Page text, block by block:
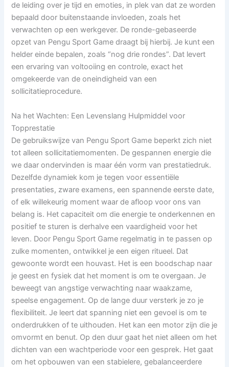
de leiding over je tijd en emoties, in plek van dat ze worden
bepaald door buitenstaande invloeden, zoals het
verwachten op een werkgever. De ronde-gebaseerde
opzet van Pengu Sport Game draagt bij hierbij. Je kunt een
helder einde bepalen, zoals “nog drie rondes”. Dat levert
een ervaring van voltooiing en controle, exact het
omgekeerde van de oneindigheid van een
sollicitatieprocedure.
Na het Wachten: Een Levenslang Hulpmiddel voor
Topprestatie
De gebruikswijze van Pengu Sport Game beperkt zich niet
tot alleen sollicitatiemomenten. De gespannen energie die
we daar ondervinden is maar één vorm van prestatiedruk.
Dezelfde dynamiek kom je tegen voor essentiële
presentaties, zware examens, een spannende eerste date,
of elk willekeurig moment waar de afloop voor ons van
belang is. Het capaciteit om die energie te onderkennen en
positief te sturen is derhalve een vaardigheid voor het
leven. Door Pengu Sport Game regelmatig in te passen op
zulke momenten, ontwikkel je een eigen ritueel. Dat
gewoonte wordt een houvast. Het is een boodschap naar
je geest en fysiek dat het moment is om te overgaan. Je
beweegt van angstige verwachting naar waakzame,
speelse engagement. Op de lange duur versterk je zo je
flexibiliteit. Je leert dat spanning niet een gevoel is om te
onderdrukken of te uithouden. Het kan een motor zijn die je
omvormt en benut. Op den duur gaat het niet alleen om het
dichten van een wachtperiode voor een gesprek. Het gaat
om het opbouwen van een stabielere, gebalanceerdere